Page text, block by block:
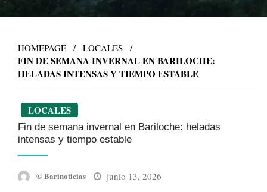
HOMEPAGE LOCALES
FIN DE SEMANA INVERNAL EN BARILOCHE:
HELADAS INTENSAS Y TIEMPO ESTABLE
LOCALES
Fin de semana invernal en Bariloche: heladas
intensas y tiempo estable
© Barinoticias
Posted
junio 13, 2026